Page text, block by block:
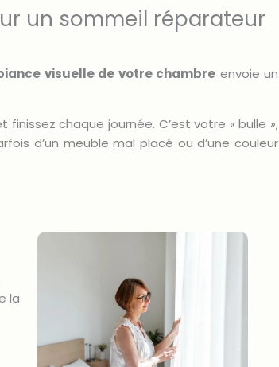
un sommeil réparateur
visuelle de votre chambre envoie un
chaque journée. C’est votre « bulle »,
d’un meuble mal placé ou d’une couleur
la